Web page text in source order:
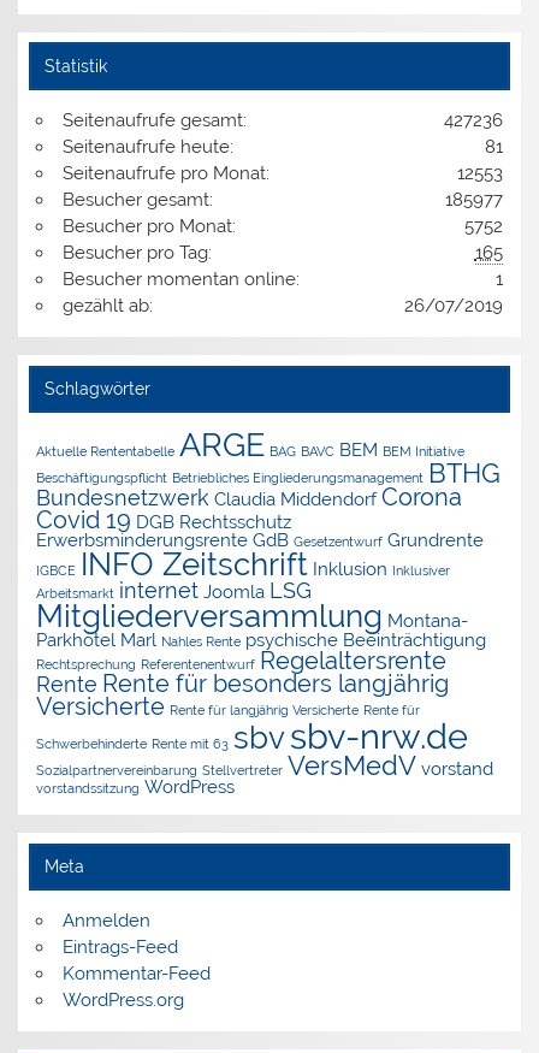
Statistik
427236
Seitenaufrufe gesamt:
81
Seitenaufrufe heute:
12553
Seitenaufrufe pro Monat:
185977
Besucher gesamt:
5752
Besucher pro Monat:
165
Besucher pro Tag:
1
Besucher momentan online:
26/07/2019
gezählt ab:
Schlagwörter
Aktuelle Rententabelle ARGE BAG BAVC BEM BEM Initiative
Beschäftigungspflicht Betriebliches Eingliederungsmanagement BTHG
Bundesnetzwerk Claudia Middendorf Corona
Covid 19 DGB Rechtsschutz
Erwerbsminderungsrente GdB Gesetzentwurf Grundrente
IGBCE INFO Zeitschrift Inklusion Inklusiver
Arbeitsmarkt internet Joomla LSG
Mitgliederversammlung Montana-
Parkhotel Marl Nahles Rente psychische Beeinträchtigung
Rechtsprechung Referentenentwurf Regelaltersrente
Rente Rente für besonders langjährig
Versicherte Rente für langjährig Versicherte Rente für
Schwerbehinderte Rente mit 63 sbvsbv-nrw.de
Sozialpartnervereinbarung Stellvertreter VersMedV vorstand
vorstandssitzung WordPress
Meta
Anmelden
Eintrags-Feed
Kommentar-Feed
WordPress.org